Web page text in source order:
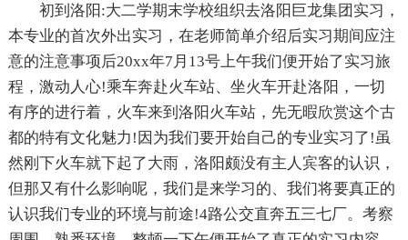
初到洛阳:大二学期末学校组织去洛阳巨龙集团实习，
本专业的首次外出实习，在老师简单介绍后实习期间应注
意的注意事项后20xx年7月13号上午我们便开始了实习旅
程，激动人心!乘车奔赴火车站、坐火车开赴洛阳，一切
有序的进行着，火车来到洛阳火车站，先无暇欣赏这个古
都的特有文化魅力!因为我们要开始自己的专业实习了!虽
然刚下火车就下起了大雨，洛阳颇没有主人宾客的认识，
但那又有什么影响呢，我们是来学习的、我们将要真正的
认识我们专业的环境与前途!4路公交直奔五三七厂。考察